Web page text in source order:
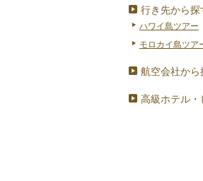
行き先から探
ハワイ島ツアー
モロカイ島ツア
航空会社から
高級ホテル